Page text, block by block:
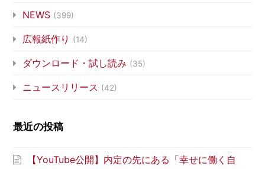
NEWS (399)
広報紙作り (14)
ダウンロード・試し読み (35)
ニュースリリース (42)
最近の投稿
【YouTube公開】内定の先にある「幸せに働く自